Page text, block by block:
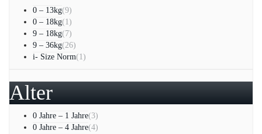
0 – 13kg(9)
0 – 18kg(1)
9 – 18kg(7)
9 – 36kg(26)
i- Size Norm(1)
Alter
0 Jahre – 1 Jahre(3)
0 Jahre – 4 Jahre(4)